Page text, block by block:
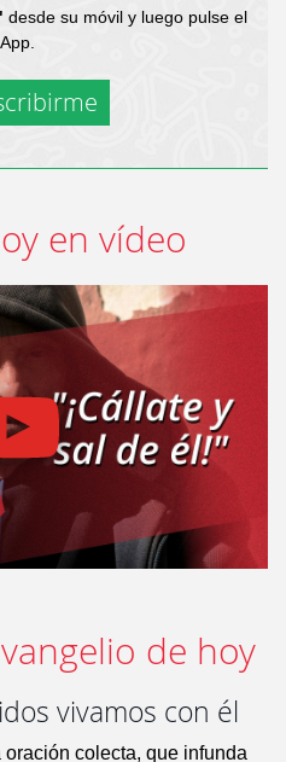
desde su móvil y luego pulse el
en vídeo
de hoy
vivamos con él
colecta, que infunda